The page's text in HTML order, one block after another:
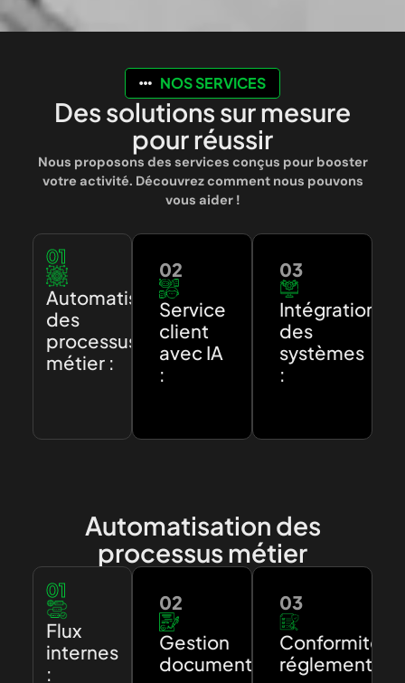
NOS SERVICES
Des solutions sur mesure
pour réussir
Nous proposons des services conçus pour booster
votre activité. Découvrez comment nous pouvons
vous aider !
01
Automatisation
des
processus
métier :
02
Service
client
avec IA
:
03
Intégration
des
systèmes
:
Automatisation des
processus métier
01
Flux
internes
:
02
Gestion
documentaire
03
Conformité